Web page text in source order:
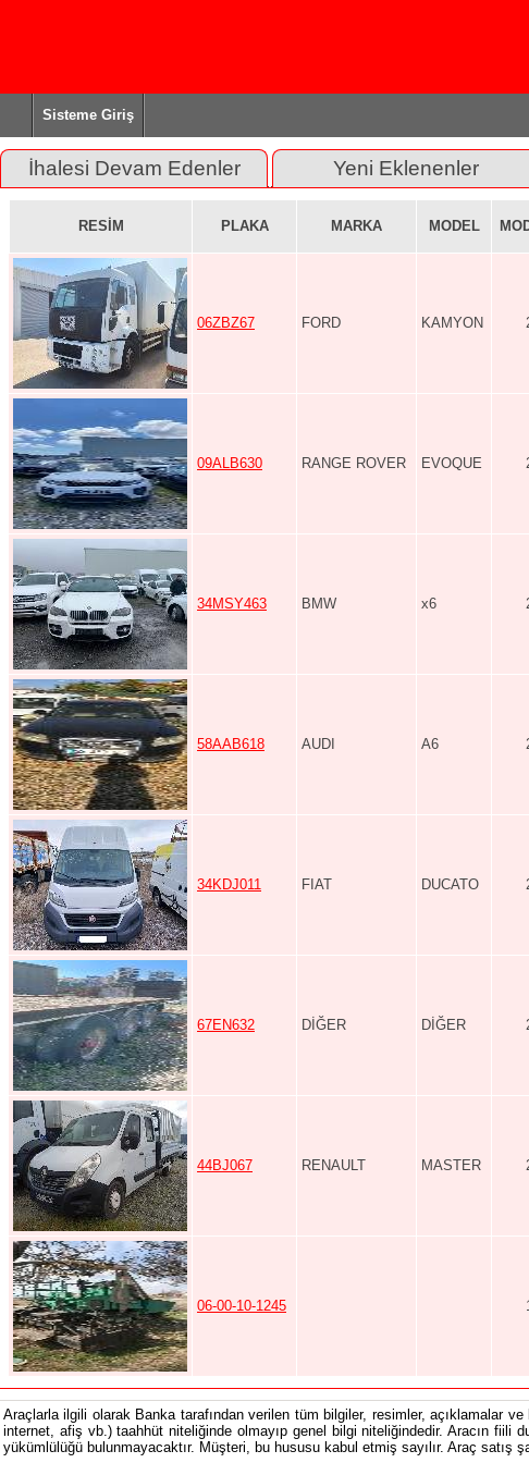
Sisteme Giriş
İhalesi Devam Edenler Yeni Eklenenler
RESİM PLAKA MARKA MODEL
06ZBZ67 FORD KAMYON
09ALB630 RANGE ROVER EVOQUE
34MSY463 BMW x6
58AAB618 AUDI A6
34KDJ011 FIAT DUCATO
67EN632 DİĞER DİĞER
44BJ067 RENAULT MASTER
06-00-10-1245
Araçlarla ilgili olarak Banka tarafından verilen tüm bilgiler, resimler, açıklamalar
internet, afiş vb.) taahhüt niteliğinde olmayıp genel bilgi niteliğindedir. Aracın fiili
yükümlülüğü bulunmayacaktır. Müşteri, bu hususu kabul etmiş sayılır. Araç satış